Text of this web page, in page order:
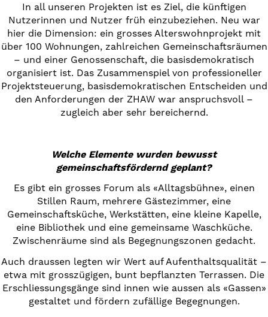
In all unseren Projekten ist es Ziel, die künftigen
Nutzerinnen und Nutzer früh einzubeziehen. Neu war
hier die Dimension: ein grosses Alterswohnprojekt mit
über 100 Wohnungen, zahlreichen Gemeinschaftsräumen
– und einer Genossenschaft, die basisdemokratisch
organisiert ist. Das Zusammenspiel von professioneller
Projektsteuerung, basisdemokratischen Entscheiden und
den Anforderungen der ZHAW war anspruchsvoll –
zugleich aber sehr bereichernd.
Welche Elemente wurden bewusst
gemeinschaftsfördernd geplant?
Es gibt ein grosses Forum als «Alltagsbühne», einen
Stillen Raum, mehrere Gästezimmer, eine
Gemeinschaftsküche, Werkstätten, eine kleine Kapelle,
eine Bibliothek und eine gemeinsame Waschküche.
Zwischenräume sind als Begegnungszonen gedacht.
Auch draussen legten wir Wert auf Aufenthaltsqualität –
etwa mit grosszügigen, bunt bepflanzten Terrassen. Die
Erschliessungsgänge sind innen wie aussen als «Gassen»
gestaltet und fördern zufällige Begegnungen.